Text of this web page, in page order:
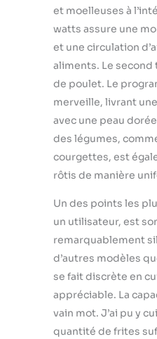
et moelleuses à
watts assure une
et une circulation
aliments. Le
de poulet. Le
merveille, livrant
avec une peau
des légumes,
courgettes, est
rôtis de manière
Un des points les
un utilisateur, est
remarquablement
d’autres modèles
se fait discrète en
appréciable. La
vain mot. J’ai pu y
quantité de frites